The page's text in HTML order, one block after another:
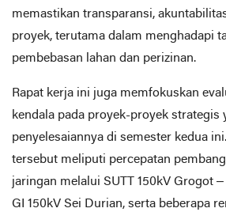
memastikan transparansi,
proyek, terutama dalam menghadapi
pembebasan lahan dan perizinan.
​Rapat kerja ini juga memfokuskan
kendala pada proyek-proyek strategis
penyelesaiannya di semester kedua
tersebut meliputi percepatan
jaringan melalui SUTT 150kV Grogot
GI 150kV Sei Durian, serta beberapa